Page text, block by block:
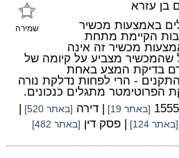
שמירה
בן עזרא
באמצעות מכשיר
הקיימת מתחת
מכשיר זה אינה
שהמכשיר מצביע על קיומה של
בדיקת המצע באחת
- הרי לפחות נדלקת נורה
הפרוטימטר מתגלים כנכונים.
[באתר 19] | דירה [באתר 520]
|
[באתר 124] | פסק דין [באתר 482]